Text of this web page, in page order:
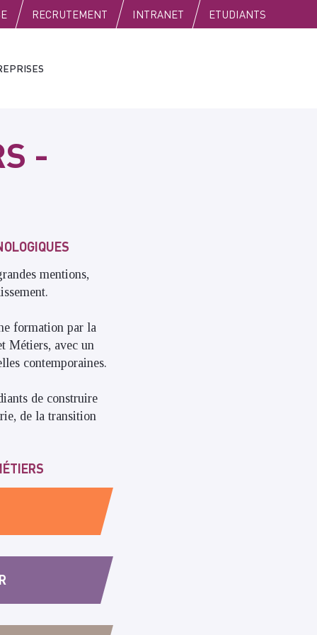
RECRUTEMENT INTRANET ETUDIANTS
-
mentions,
formation par la
Métiers, avec un
contemporaines.
de construire
de la transition